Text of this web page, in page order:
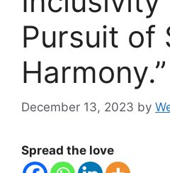
Pursuit of
Harmony.”
December 13, 2023 by
Spread the love